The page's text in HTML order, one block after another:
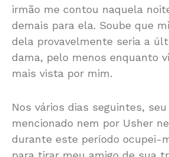
irmão me contou naquela
demais para ela. Soube que
dela provavelmente seria a
dama, pelo menos enquanto
mais vista por mim.
Nos vários dias seguintes,
mencionado nem por Usher
durante este período ocupei-